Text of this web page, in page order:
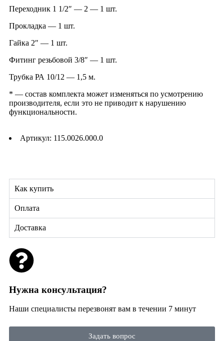
Переходник 1 1/2″ — 2 — 1 шт.
Прокладка — 1 шт.
Гайка 2″ — 1 шт.
Фитинг резьбовой 3/8″ — 1 шт.
Трубка РА 10/12 — 1,5 м.
* — состав комплекта может изменяться по усмотрению
производителя, если это не приводит к нарушению
функциональности.
Артикул: 115.0026.000.0
Как купить
Оплата
Доставка
Нужна консультация?
Наши специалисты перезвонят вам в течении 7 минут
Задать вопрос